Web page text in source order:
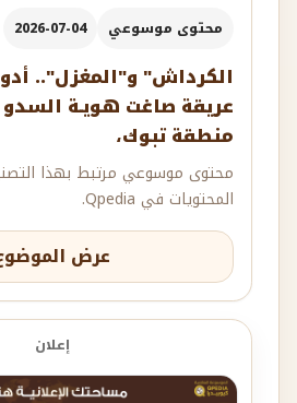
محتوى موسوعي 2026-07-04
الكرداش" و"المغزل"..
عريقة صاغت هويـة
منطقة تبوك،
محتوى موسوعي مرتبط بهذا
المحتويات في Qpedia.
عرض
إعلان